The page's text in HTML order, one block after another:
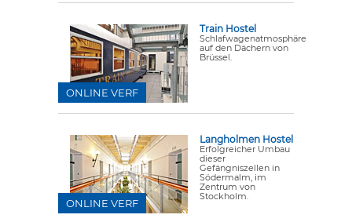
Train Hostel
Schlafwagenatmosphäre
auf den Dächern von
Brüssel.
ONLINE VERF
Langholmen Hostel
Erfolgreicher Umbau
dieser
Gefängniszellen in
Södermalm, im
Zentrum von
Stockholm.
ONLINE VERF